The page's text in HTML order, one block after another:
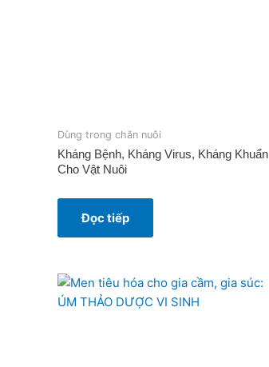
Dùng trong chăn nuôi
Kháng Bệnh, Kháng Virus, Kháng Khuẩn
Cho Vật Nuôi
Đọc tiếp